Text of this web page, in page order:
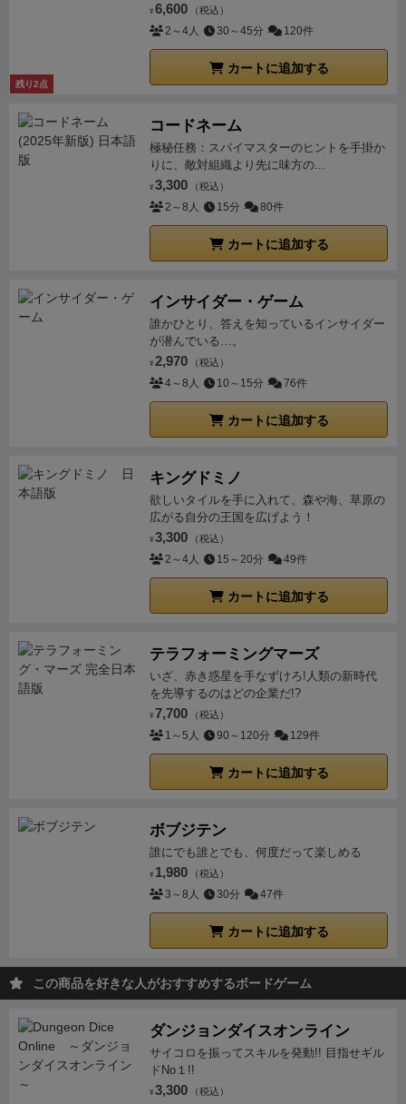
残り2点
¥ 6,600 （税込）
2～4人 30～45分 120件
カートに追加する
コードネーム
極秘任務：スパイマスターのヒントを手掛か
りに、敵対組織より先に味方の...
¥ 3,300 （税込）
2～8人 15分 80件
カートに追加する
インサイダー・ゲーム
誰かひとり、答えを知っているインサイダー
が潜んでいる…。
¥ 2,970 （税込）
4～8人 10～15分 76件
カートに追加する
キングドミノ
欲しいタイルを手に入れて、森や海、草原の
広がる自分の王国を広げよう！
¥ 3,300 （税込）
2～4人 15～20分 49件
カートに追加する
テラフォーミングマーズ
いざ、赤き惑星を手なずけろ!人類の新時代
を先導するのはどの企業だ!?
¥ 7,700 （税込）
1～5人 90～120分 129件
カートに追加する
ボブジテン
誰にでも誰とでも、何度だって楽しめる
¥ 1,980 （税込）
3～8人 30分 47件
カートに追加する
この商品を好きな人がおすすめするボードゲーム
ダンジョンダイスオンライン
サイコロを振ってスキルを発動!! 目指せギル
ドNo１!!
¥ 3,300 （税込）